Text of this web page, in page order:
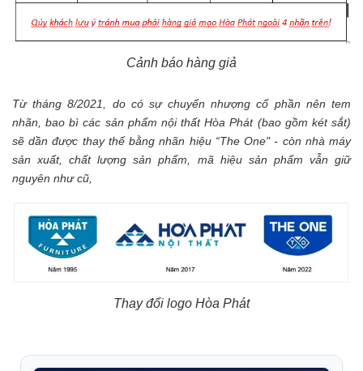
Cảnh báo hàng giả
Từ tháng 8/2021, do có sự chuyển nhượng cổ phần nên tem
nhãn, bao bì các sản phẩm nội thất Hòa Phát (bao gồm két sắt)
sẽ dần được thay thế bằng nhãn hiệu “The One" - còn nhà máy
sản xuất, chất lượng sản phẩm, mã hiệu sản phẩm vẫn giữ
nguyên như cũ,
Thay đổi logo Hòa Phát